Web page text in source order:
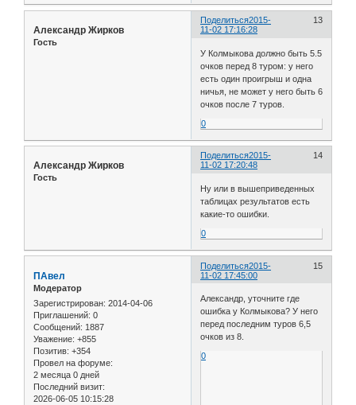
Поделиться 13
2015-
11-02 17:16:28
Александр Жирков
Гость
У Колмыкова должно быть 5.5
очков перед 8 туром: у него
есть один проигрыш и одна
ничья, не может у него быть 6
очков после 7 туров.
0
Поделиться 14
2015-
11-02 17:20:48
Александр Жирков
Гость
Ну или в вышеприведенных
таблицах результатов есть
какие-то ошибки.
0
Поделиться 15
2015-
11-02 17:45:00
ПАвел
Модератор
Зарегистрирован: 2014-04-06
Приглашений: 0
Сообщений: 1887
Уважение: +855
Позитив: +354
Провел на форуме:
2 месяца 0 дней
Последний визит:
2026-06-05 10:15:28
Александр, уточните где
ошибка у Колмыкова? У него
перед последним туров 6,5
очков из 8.
0